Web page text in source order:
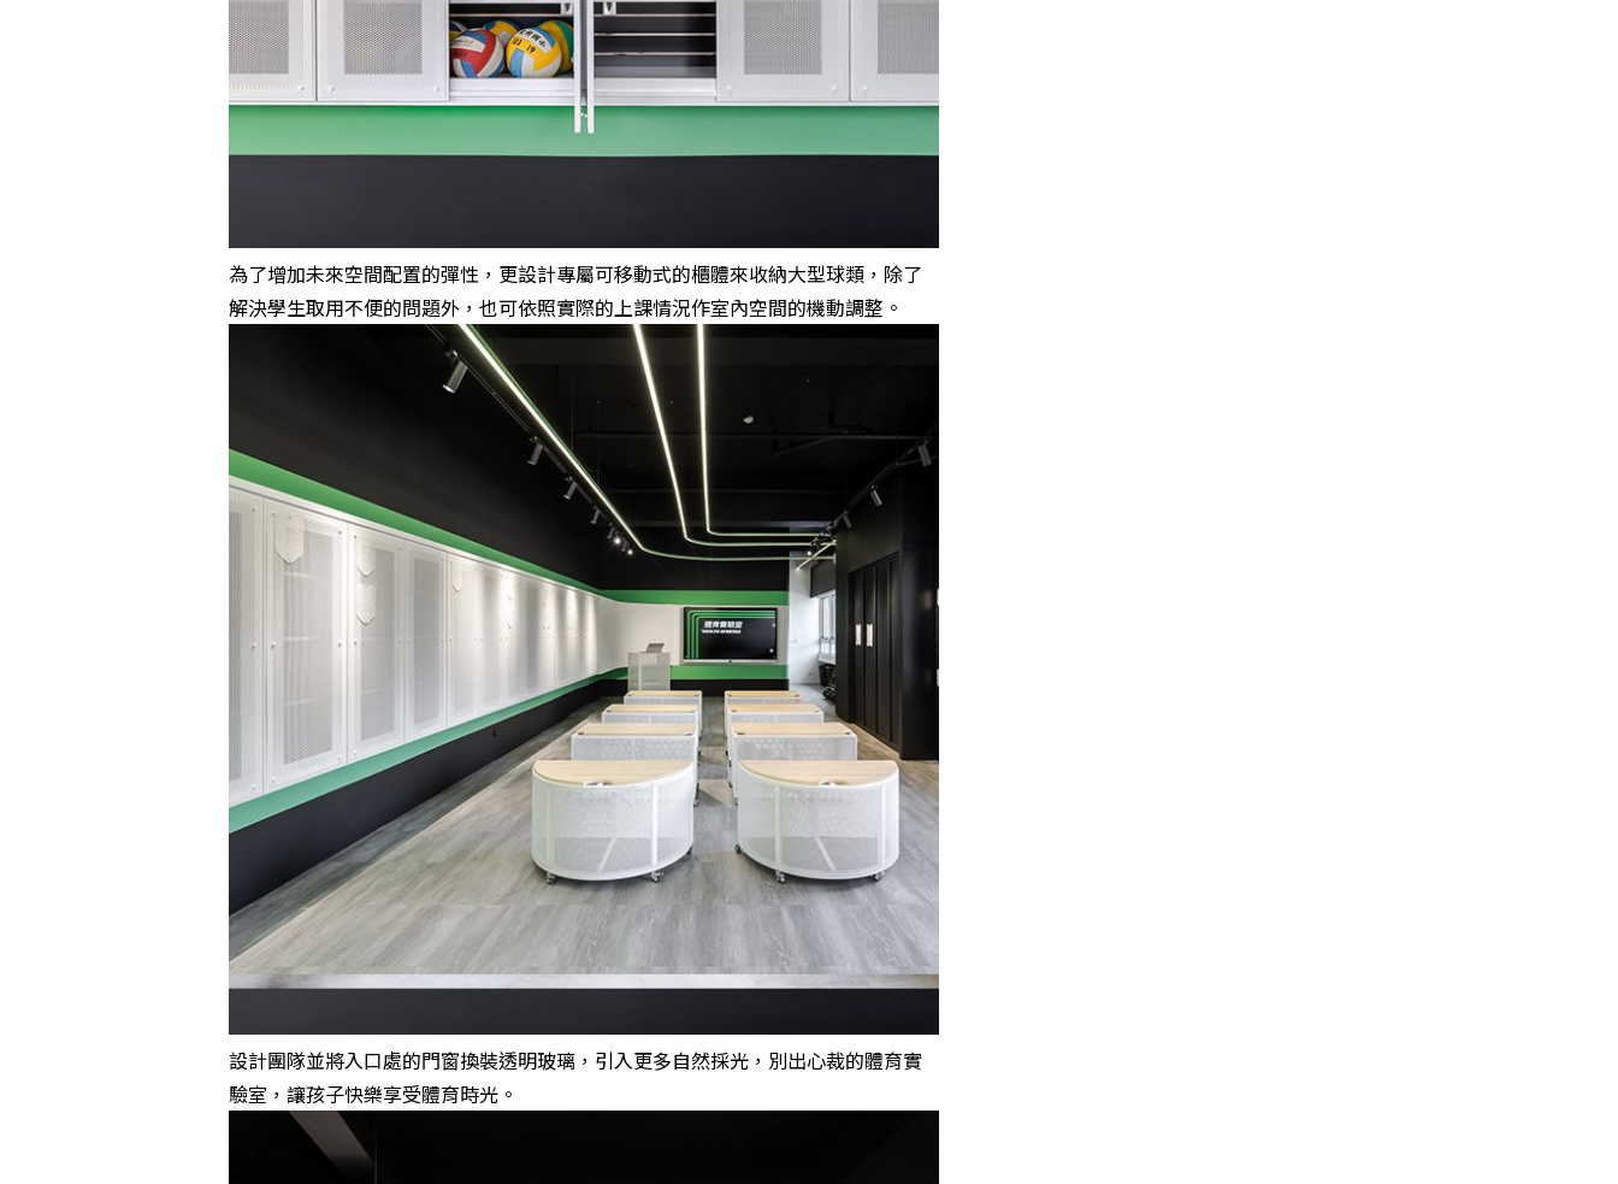
為了增加未來空間配置的彈性，更設計專屬可移動式的櫃體來收納大型球類，除了
解決學生取用不便的問題外，也可依照實際的上課情況作室內空間的機動調整。
設計團隊並將入口處的門窗換裝透明玻璃，引入更多自然採光，別出心裁的體育實
驗室，讓孩子快樂享受體育時光。